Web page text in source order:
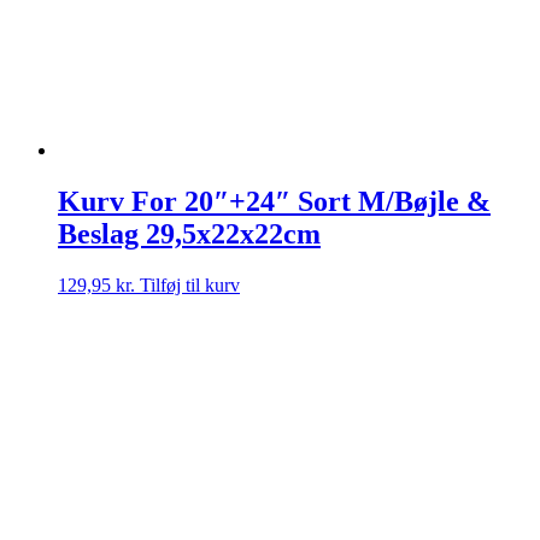
Kurv For 20″+24″ Sort M/Bøjle &
Beslag 29,5x22x22cm
129,95 kr. Tilføj til kurv